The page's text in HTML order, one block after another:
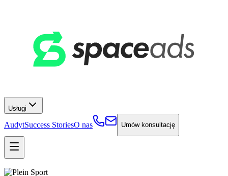
Usługi
AudytSuccess StoriesO nas Umów konsultację